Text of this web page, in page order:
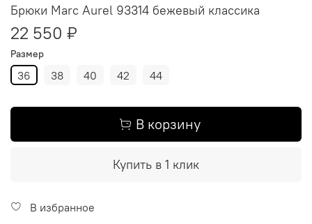
Брюки Marc Aurel 93314 бежевый классика
22 550 ₽
Размер
36 38 40 42 44
В корзину
Купить в 1 клик
В избранное